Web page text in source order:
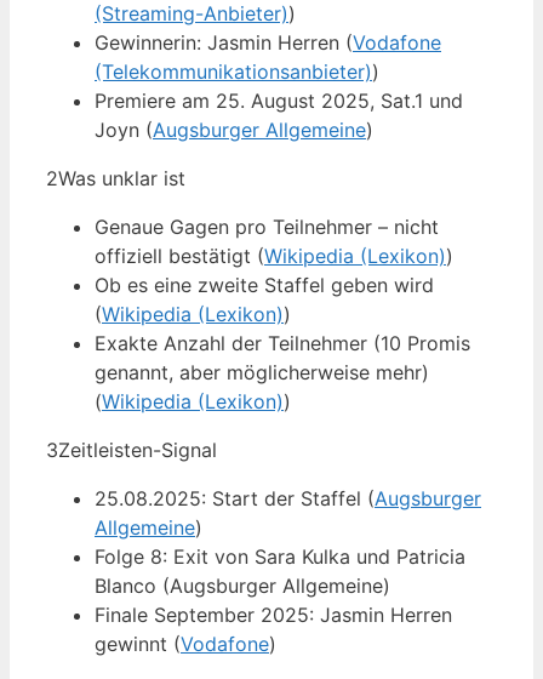
(Streaming-Anbieter))
Gewinnerin: Jasmin Herren (Vodafone
(Telekommunikationsanbieter))
Premiere am 25. August 2025, Sat.1 und
Joyn (Augsburger Allgemeine)
2Was unklar ist
Genaue Gagen pro Teilnehmer – nicht
offiziell bestätigt (Wikipedia (Lexikon))
Ob es eine zweite Staffel geben wird
(Wikipedia (Lexikon))
Exakte Anzahl der Teilnehmer (10 Promis
genannt, aber möglicherweise mehr)
(Wikipedia (Lexikon))
3Zeitleisten-Signal
25.08.2025: Start der Staffel (Augsburger
Allgemeine)
Folge 8: Exit von Sara Kulka und Patricia
Blanco (Augsburger Allgemeine)
Finale September 2025: Jasmin Herren
gewinnt (Vodafone)